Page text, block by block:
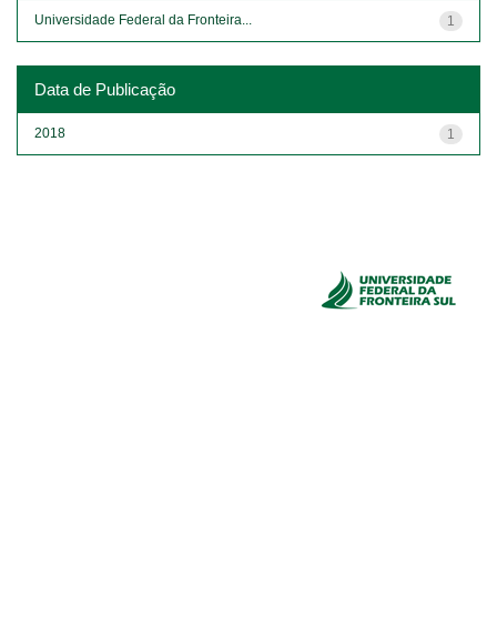
1
Universidade Federal da Fronteira...
Data de Publicação
1
2018